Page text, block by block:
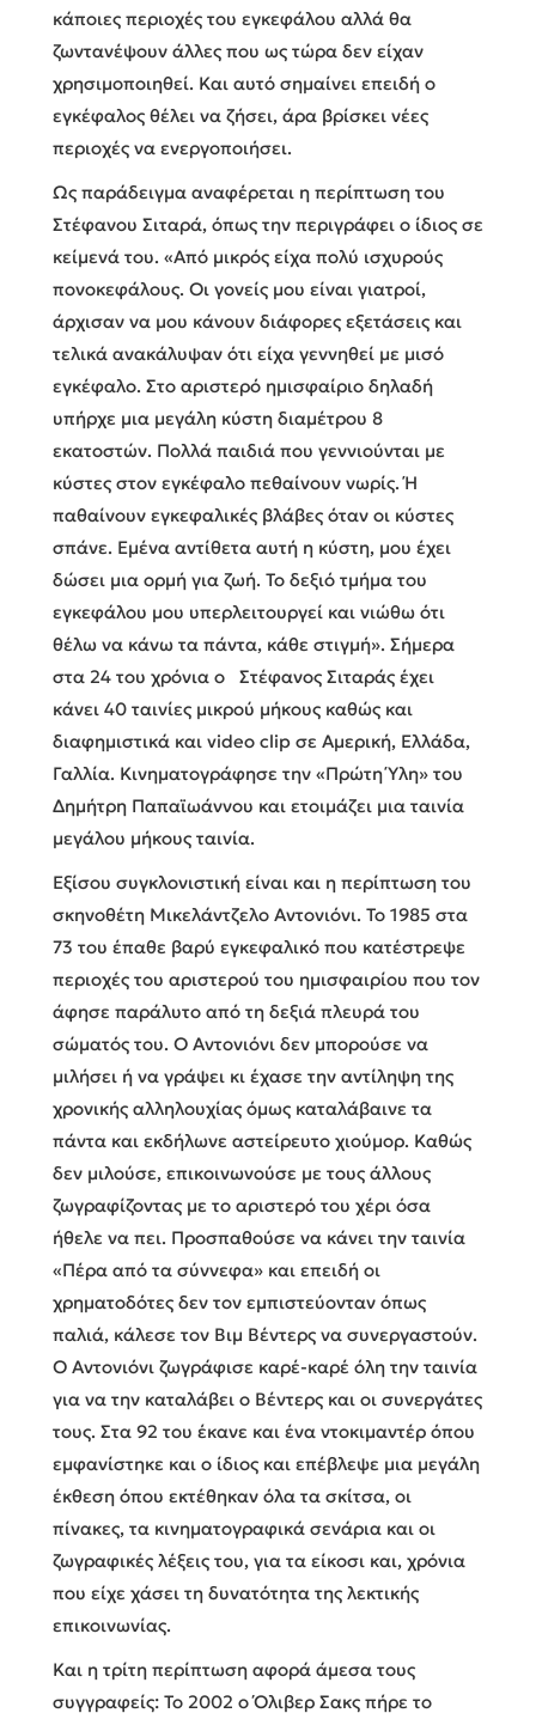
κάποιες περιοχές του εγκεφάλου αλλά θα
ζωντανέψουν άλλες που ως τώρα δεν είχαν
χρησιμοποιηθεί. Και αυτό σημαίνει επειδή ο
εγκέφαλος θέλει να ζήσει, άρα βρίσκει νέες
περιοχές να ενεργοποιήσει.
Ως παράδειγμα αναφέρεται η περίπτωση του
Στέφανου Σιταρά, όπως την περιγράφει ο ίδιος σε
κείμενά του. «Από μικρός είχα πολύ ισχυρούς
πονοκεφάλους. Οι γονείς μου είναι γιατροί,
άρχισαν να μου κάνουν διάφορες εξετάσεις και
τελικά ανακάλυψαν ότι είχα γεννηθεί με μισό
εγκέφαλο. Στο αριστερό ημισφαίριο δηλαδή
υπήρχε μια μεγάλη κύστη διαμέτρου 8
εκατοστών. Πολλά παιδιά που γεννιούνται με
κύστες στον εγκέφαλο πεθαίνουν νωρίς. Ή
παθαίνουν εγκεφαλικές βλάβες όταν οι κύστες
σπάνε. Εμένα αντίθετα αυτή η κύστη, μου έχει
δώσει μια ορμή για ζωή. Το δεξιό τμήμα του
εγκεφάλου μου υπερλειτουργεί και νιώθω ότι
θέλω να κάνω τα πάντα, κάθε στιγμή». Σήμερα
στα 24 του χρόνια ο Στέφανος Σιταράς έχει
κάνει 40 ταινίες μικρού μήκους καθώς και
διαφημιστικά και video clip σε Αμερική, Ελλάδα,
Γαλλία. Κινηματογράφησε την «Πρώτη Ύλη» του
Δημήτρη Παπαϊωάννου και ετοιμάζει μια ταινία
μεγάλου μήκους ταινία.
Εξίσου συγκλονιστική είναι και η περίπτωση του
σκηνοθέτη Μικελάντζελο Αντονιόνι. Το 1985 στα
73 του έπαθε βαρύ εγκεφαλικό που κατέστρεψε
περιοχές του αριστερού του ημισφαιρίου που τον
άφησε παράλυτο από τη δεξιά πλευρά του
σώματός του. Ο Αντονιόνι δεν μπορούσε να
μιλήσει ή να γράψει κι έχασε την αντίληψη της
χρονικής αλληλουχίας όμως καταλάβαινε τα
πάντα και εκδήλωνε αστείρευτο χιούμορ. Καθώς
δεν μιλούσε, επικοινωνούσε με τους άλλους
ζωγραφίζοντας με το αριστερό του χέρι όσα
ήθελε να πει. Προσπαθούσε να κάνει την ταινία
«Πέρα από τα σύννεφα» και επειδή οι
χρηματοδότες δεν τον εμπιστεύονταν όπως
παλιά, κάλεσε τον Βιμ Βέντερς να συνεργαστούν.
Ο Αντονιόνι ζωγράφισε καρέ-καρέ όλη την ταινία
για να την καταλάβει ο Βέντερς και οι συνεργάτες
τους. Στα 92 του έκανε και ένα ντοκιμαντέρ όπου
εμφανίστηκε και ο ίδιος και επέβλεψε μια μεγάλη
έκθεση όπου εκτέθηκαν όλα τα σκίτσα, οι
πίνακες, τα κινηματογραφικά σενάρια και οι
ζωγραφικές λέξεις του, για τα είκοσι και, χρόνια
που είχε χάσει τη δυνατότητα της λεκτικής
επικοινωνίας.
Και η τρίτη περίπτωση αφορά άμεσα τους
συγγραφείς: Το 2002 ο Όλιβερ Σακς πήρε το